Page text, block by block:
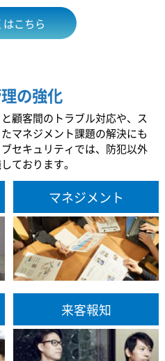
はこちら
の強化
顧客間のトラブル対応や、ス
マネジメント課題の解決にも
セキュリティでは、防犯以外
ております。
マネジメント
来客報知